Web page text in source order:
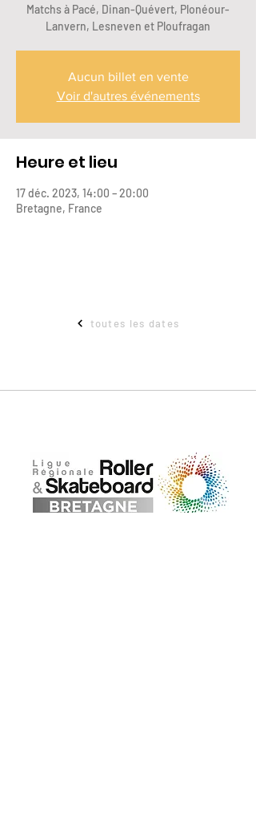
Matchs à Pacé, Dinan-Quévert, Plonéour-
Lanvern, Lesneven et Ploufragan
Aucun billet en vente
Voir d'autres événements
Heure et lieu
17 déc. 2023, 14:00 – 20:00
Bretagne, France
toutes les dates